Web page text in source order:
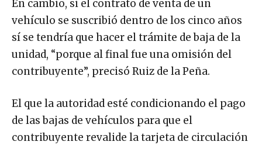
En cambio, si el contrato de venta de un
vehículo se suscribió dentro de los cinco años
sí se tendría que hacer el trámite de baja de la
unidad, “porque al final fue una omisión del
contribuyente”, precisó Ruiz de la Peña.
El que la autoridad esté condicionando el pago
de las bajas de vehículos para que el
contribuyente revalide la tarjeta de circulación